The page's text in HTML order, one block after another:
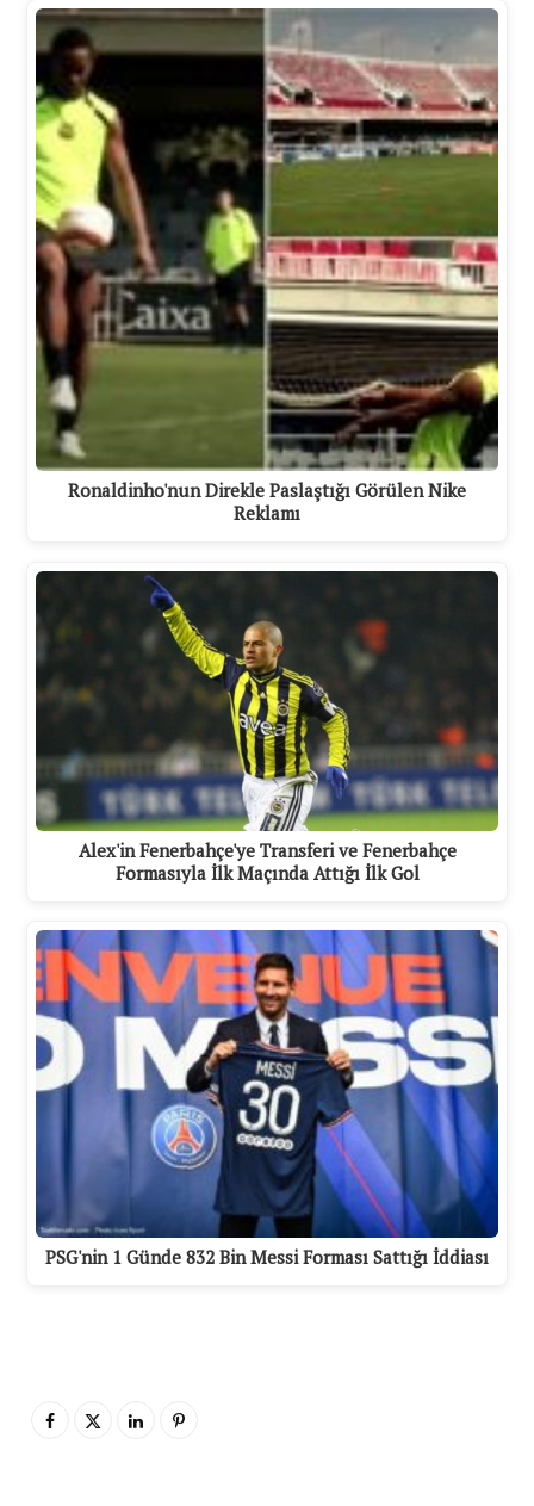
Ronaldinho'nun Direkle Paslaştığı Görülen Nike
Reklamı
Alex'in Fenerbahçe'ye Transferi ve Fenerbahçe
Formasıyla İlk Maçında Attığı İlk Gol
PSG'nin 1 Günde 832 Bin Messi Forması Sattığı İddiası